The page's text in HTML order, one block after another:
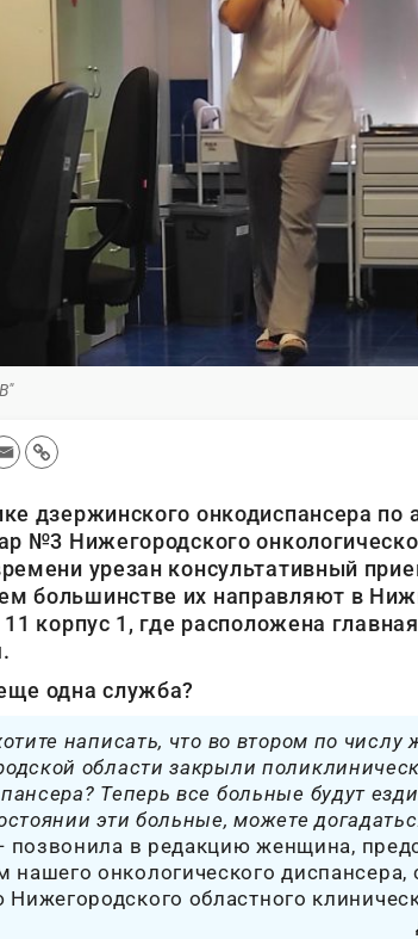
дзержинского онкодиспансера по
№3 Нижегородского
урезан консультативный
большинстве их направляют в
корпус 1, где расположена
одна служба?
написать, что во втором по числу
области закрыли
Теперь все больные будут
эти больные, можете
позвонила в редакцию женщина,
нашего онкологического диспансера,
Нижегородского областного